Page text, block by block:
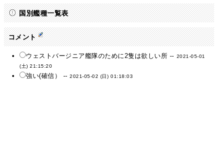
国別艦種一覧表
コメント
ウェストバージニア艦隊のために2隻は欲しい所 -- 2021-05-01
(土) 21:15:20
強い(確信） --2021-05-02 (日) 01:18:03